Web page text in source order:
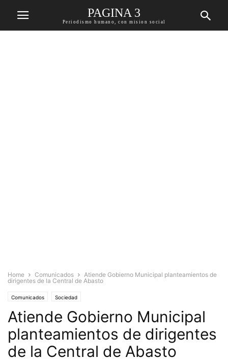
PAGINA 3
Periodismo humano, con mision social
Home Comunicados
Atiende Gobierno Municipal planteamientos de
dirigentes de la Central de Abasto
Comunicados Sociedad
Atiende Gobierno Municipal
planteamientos de dirigentes
de la Central de Abasto